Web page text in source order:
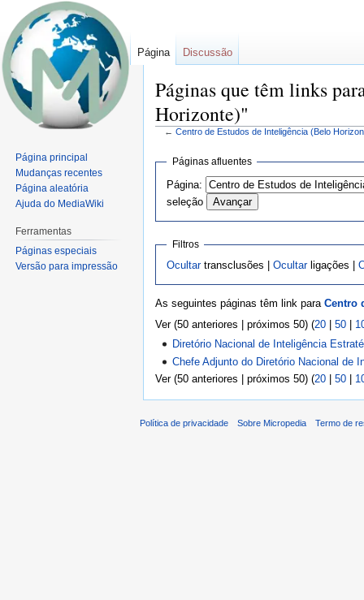
Páginas que têm links
Horizonte)"
←Centro de Estudos de Inteligência (Belo
navegação
pesquisar
Páginas afluentes
Página:
seleção
Filtros
Ocultartransclusões |Ocultarligações |
As seguintes páginas têm link paraCentro
Ver (50 anteriores | próximos 50) (20 |50
Diretório Nacional de Inteligência
Chefe Adjunto do Diretório Nacional de
Ver (50 anteriores | próximos 50) (20 |50
Página Discussão
Página principal
Mudanças recentes
Página aleatória
Ajuda do MediaWiki
Ferramentas
Páginas especiais
Versão para impressão
Política de privacidade Sobre Micropedia Termo de